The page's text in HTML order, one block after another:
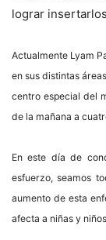
lograr
Actualmente Lyam
en sus distintas
centro especial del
de la mañana a
En este día de
esfuerzo, seamos
aumento de esta
afecta a niñas y